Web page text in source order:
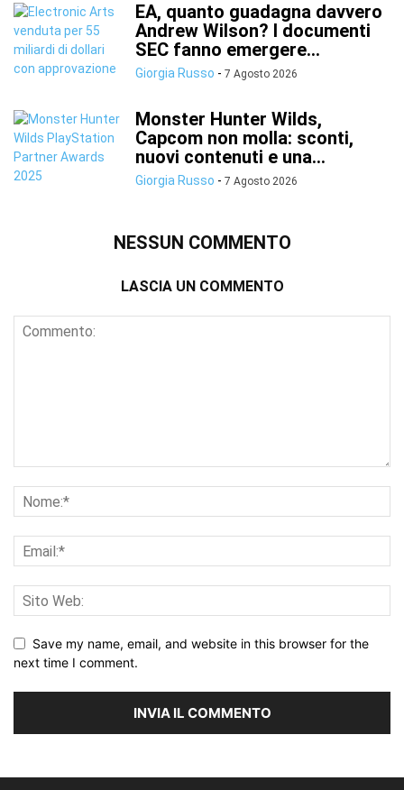
EA, quanto guadagna davvero
Andrew Wilson? I documenti
SEC fanno emergere...
Giorgia Russo - 7 Agosto 2026
Monster Hunter Wilds,
Capcom non molla: sconti,
nuovi contenuti e una...
Giorgia Russo - 7 Agosto 2026
NESSUN COMMENTO
LASCIA UN COMMENTO
Save my name, email, and website in this browser for the
next time I comment.